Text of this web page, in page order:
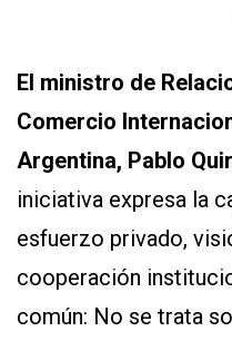
El ministro de
Comercio
Argentina, Pablo
iniciativa expresa la
esfuerzo privado,
cooperación
común: No se trata